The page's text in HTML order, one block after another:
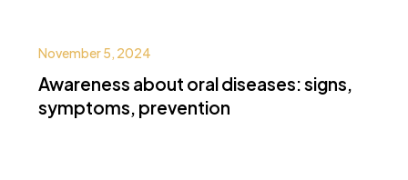
November 5, 2024
Awareness about oral diseases: signs,
symptoms, prevention